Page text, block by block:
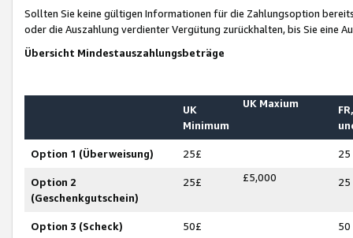
Sollten Sie keine gültigen Informationen für die Zahlungsoption
oder die Auszahlung verdienter Vergütung zurückhalten, bis Sie
Übersicht Mindestauszahlungsbeträge
UK
Minimum
UK Maxium
Option 1 (Überweisung) 25£ 25
Option 2
(Geschenkgutschein)
25£ £5,000 25
Option 3 (Scheck) 50£ 50